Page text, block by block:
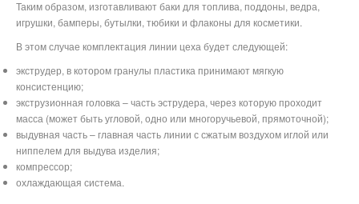
Таким образом, изготавливают баки для топлива, поддоны, ведра,
игрушки, бамперы, бутылки, тюбики и флаконы для косметики.
В этом случае комплектация линии цеха будет следующей:
экструдер, в котором гранулы пластика принимают мягкую
консистенцию;
экструзионная головка – часть эструдера, через которую проходит
масса (может быть угловой, одно или многоручьевой, прямоточной);
выдувная часть – главная часть линии с сжатым воздухом иглой или
ниппелем для выдува изделия;
компрессор;
охлаждающая система.